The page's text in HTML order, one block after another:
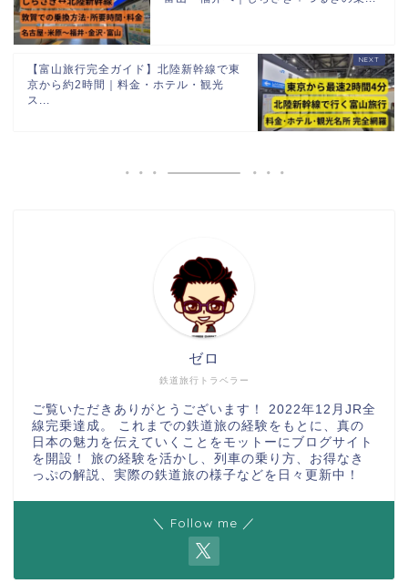
【富山旅行完全ガイド】北陸新幹線で東
京から約2時間｜料金・ホテル・観光
ス...
鉄道旅行トラベラー
ゼロ
ご覧いただきありがとうございます！ 2022年12月JR全
線完乗達成。 これまでの鉄道旅の経験をもとに、真の
日本の魅力を伝えていくことをモットーにブログサイト
を開設！ 旅の経験を活かし、列車の乗り方、お得なき
っぷの解説、実際の鉄道旅の様子などを日々更新中！
＼ Follow me ／